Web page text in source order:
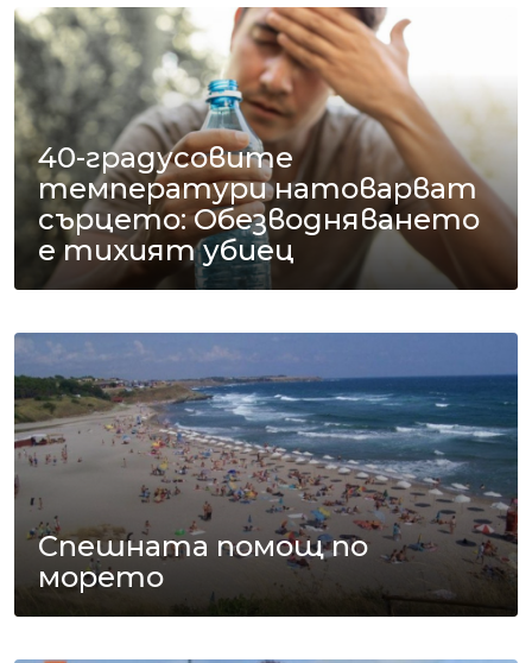
40-градусовите
температури натоварват
сърцето: Обезводняването
е тихият убиец
Спешната помощ по
морето